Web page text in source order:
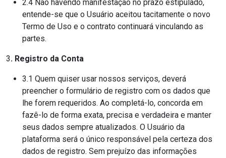
2.4 Não havendo manifestação no prazo estipulado,
entende-se que o Usuário aceitou tacitamente o novo
Termo de Uso e o contrato continuará vinculando as
partes.
3. Registro da Conta
3.1 Quem quiser usar nossos serviços, deverá
preencher o formulário de registro com os dados que
lhe forem requeridos. Ao completá-lo, concorda em
fazê-lo de forma exata, precisa e verdadeira e manter
seus dados sempre atualizados. O Usuário da
plataforma será o único responsável pela certeza dos
dados de registro. Sem prejuízo das informações